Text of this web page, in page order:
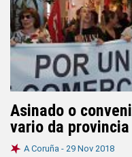
Asinado o
vario da provincia
A Coruña - 29 Nov 2018